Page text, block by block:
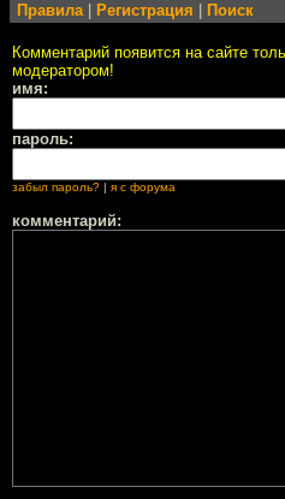
Правила| Регистрация Поиск
Комментарий появится на сайте
модератором!
имя:
пароль:
забыл пароль? я с форума
комментарий: